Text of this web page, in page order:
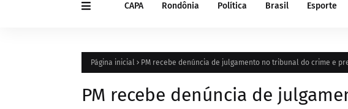
CAPA Rondônia Política Brasil Esporte
Página inicial PM recebe denúncia de julgamento no tribunal do crime e
PM recebe denúncia de